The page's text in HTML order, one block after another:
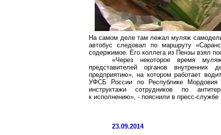
На самом деле там лежал муляж
автобус следовал по маршруту
содержимое. Его коллега из Пензы взял
«Через некоторое время
представителей органов
предприятию», на котором работает
УФСБ России по Республике Мордовия
инструктажи сотрудников по
к исполнению», - пояснили в пресс-
23.09.2014